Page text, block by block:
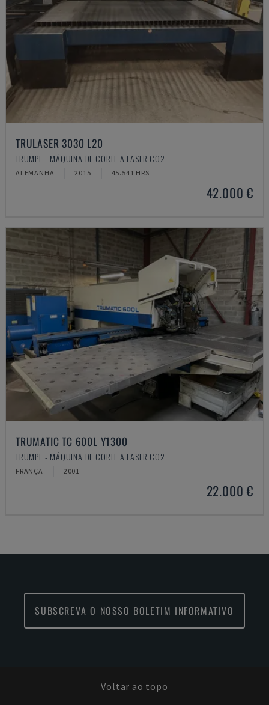
TRULASER 3030 L20
TRUMPF - MÁQUINA DE CORTE A LASER CO2
ALEMANHA 2015 45.541 HRS
42.000 €
TRUMATIC TC 600L Y1300
TRUMPF - MÁQUINA DE CORTE A LASER CO2
FRANÇA 2001
22.000 €
SUBSCREVA O NOSSO BOLETIM INFORMATIVO
Voltar ao topo